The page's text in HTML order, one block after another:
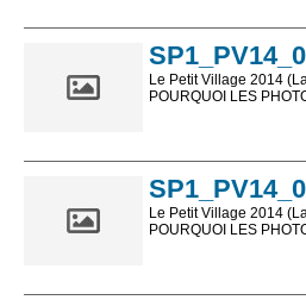
Le Petit Village 2014
POURQUOI LES
Le Petit Village 2014
POURQUOI LES